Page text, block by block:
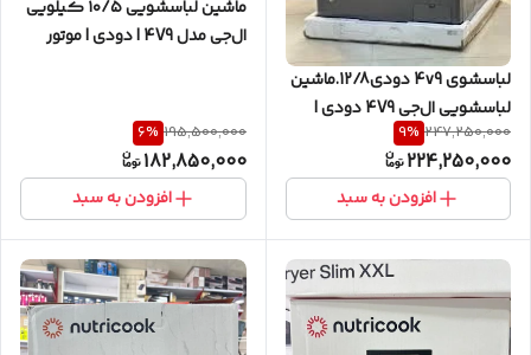
لباسشوی 4v9 دودی12/8.ماشین
لباسشویی ال‌جی 4V9 دودی |
هوشمند، کم‌صدا و خوش‌ساخت
247,250,000
9%
224,250,000
افزودن به سبد
ماشین لباسشویی ۱۰/۵ کیلویی
ال‌جی مدل 4V9 | دودی | موتور
195,500,000
6%
182,850,000
افزودن به سبد